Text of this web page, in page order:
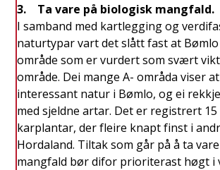
3. Ta vare på biologisk mangfald.
I samband med kartlegging og
naturtypar vart det slått fast at Bømlo
område som er vurdert som svært
område. Dei mange A- områda viser
interessant natur i Bømlo, og ei
med sjeldne artar. Det er registrert
karplantar, der fleire knapt finst i
Hordaland. Tiltak som går på å ta
mangfald bør difor prioriterast høgt i